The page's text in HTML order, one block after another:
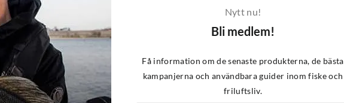
Om oss
Nytt nu!
Bli medlem!
Få information om de senaste produkterna, de bästa
kampanjerna och användbara guider inom fiske och
friluftsliv.